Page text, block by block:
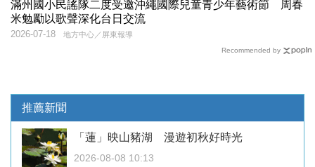
滿州國小民謠隊二度受邀沖繩國際兒童青少年藝術節 周春
米勉勵以歌聲深化台日交流
地方中心／屏東報導
2026-07-18
Recommended by
推薦新聞
「蓮」映山豬湖 漫遊初秋好時光
2026-08-08 10:13